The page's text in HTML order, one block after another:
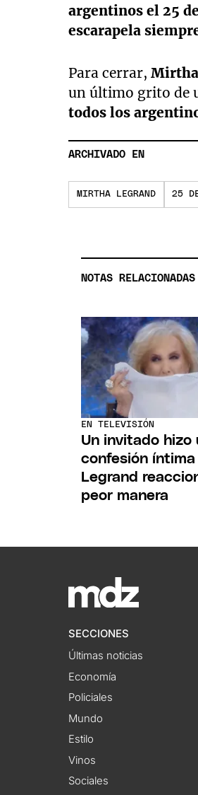
argentinos el 25
escarapela
Para cerrar,Mirtha
un último grito de
todos los
ARCHIVADO EN
MIRTHA LEGRAND 25
NOTAS RELACIONADAS
EN TELEVISIÓN
Un invitado hizo
confesión
Legrand
peor manera
SECCIONES
Últimas noticias
Economía
Policiales
Mundo
Estilo
Vinos
Sociales